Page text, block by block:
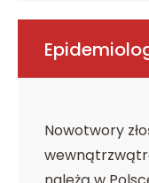
Nowotwory